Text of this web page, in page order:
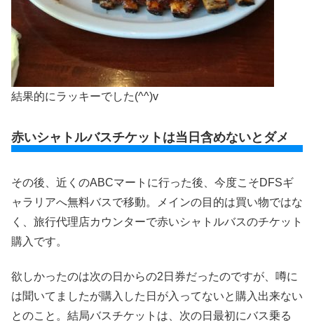
結果的にラッキーでした(^^)v
赤いシャトルバスチケットは当日含めないとダメ
その後、近くのABCマートに行った後、今度こそDFSギ
ャラリアへ無料バスで移動。メインの目的は買い物ではな
く、旅行代理店カウンターで赤いシャトルバスのチケット
購入です。
欲しかったのは次の日からの2日券だったのですが、噂に
は聞いてましたが購入した日が入ってないと購入出来ない
とのこと。結局バスチケットは、次の日最初にバス乗る